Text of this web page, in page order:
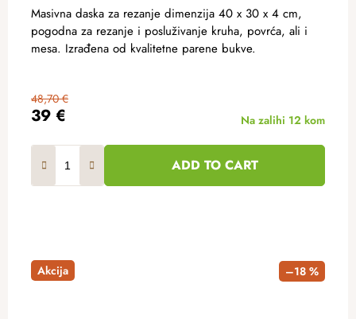
39 €
48,70 €
Na zalihi 12 kom
ADD TO CART
Masivna daska za rezanje dimenzija 40 x 30 x 4 cm,
pogodna za rezanje i posluživanje kruha, povrća, ali i
mesa. Izrađena od kvalitetne parene bukve.
Akcija –18 %